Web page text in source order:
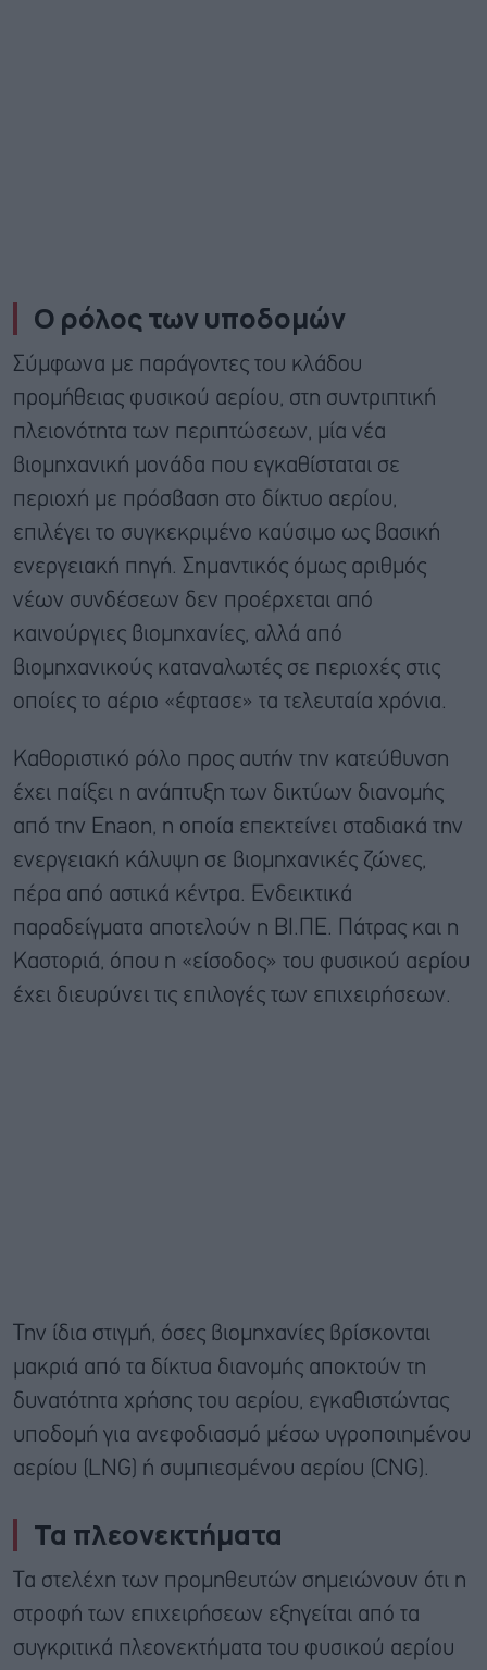
Ο ρόλος των υποδομών
Σύμφωνα με παράγοντες του κλάδου
προμήθειας φυσικού αερίου, στη συντριπτική
πλειονότητα των περιπτώσεων, μία νέα
βιομηχανική μονάδα που εγκαθίσταται σε
περιοχή με πρόσβαση στο δίκτυο αερίου,
επιλέγει το συγκεκριμένο καύσιμο ως βασική
ενεργειακή πηγή. Σημαντικός όμως αριθμός
νέων συνδέσεων δεν προέρχεται από
καινούργιες βιομηχανίες, αλλά από
βιομηχανικούς καταναλωτές σε περιοχές στις
οποίες το αέριο «έφτασε» τα τελευταία χρόνια.
Καθοριστικό ρόλο προς αυτήν την κατεύθυνση
έχει παίξει η ανάπτυξη των δικτύων διανομής
από την Enaon, η οποία επεκτείνει σταδιακά την
ενεργειακή κάλυψη σε βιομηχανικές ζώνες,
πέρα από αστικά κέντρα. Ενδεικτικά
παραδείγματα αποτελούν η ΒΙ.ΠΕ. Πάτρας και η
Καστοριά, όπου η «είσοδος» του φυσικού αερίου
έχει διευρύνει τις επιλογές των επιχειρήσεων.
Την ίδια στιγμή, όσες βιομηχανίες βρίσκονται
μακριά από τα δίκτυα διανομής αποκτούν τη
δυνατότητα χρήσης του αερίου, εγκαθιστώντας
υποδομή για ανεφοδιασμό μέσω υγροποιημένου
αερίου (LNG) ή συμπιεσμένου αερίου (CNG).
Τα πλεονεκτήματα
Τα στελέχη των προμηθευτών σημειώνουν ότι η
στροφή των επιχειρήσεων εξηγείται από τα
συγκριτικά πλεονεκτήματα του φυσικού αερίου